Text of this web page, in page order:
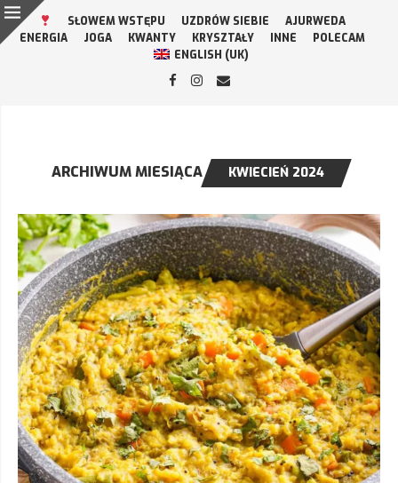
SŁOWEM WSTĘPU UZDRÓW SIEBIE
AJURWEDA
ENERGIA
JOGA KWANTY KRYSZTAŁY INNE
POLECAM
ENGLISH (UK)
ARCHIWUM MIESIĄCA KWIECIEŃ 2024